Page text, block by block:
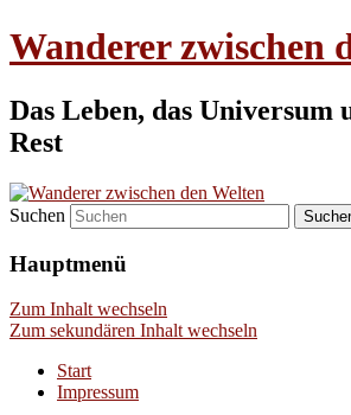
Wanderer zwischen
Das Leben, das Universum
Rest
Suchen
Hauptmenü
Zum Inhalt wechseln
Zum sekundären Inhalt wechseln
Start
Impressum